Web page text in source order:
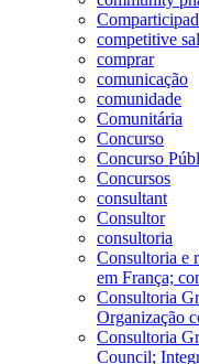
competitive
comprar
comunicação
comunidade
Comunitária
Concurso
Concurso
Concursos
consultant
Consultor
consultoria
Consultoria e
em França;
Consultoria
Organização
Consultoria
Council;